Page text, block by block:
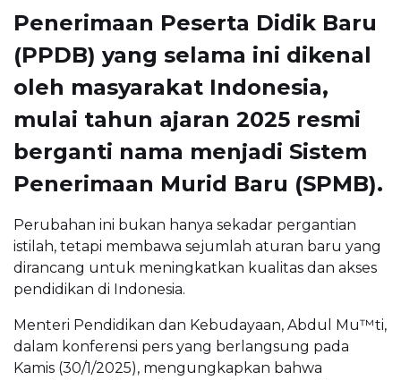
Penerimaan Peserta Didik Baru
(PPDB) yang selama ini dikenal
oleh masyarakat Indonesia,
mulai tahun ajaran 2025 resmi
berganti nama menjadi Sistem
Penerimaan Murid Baru (SPMB).
Perubahan ini bukan hanya sekadar pergantian
istilah, tetapi membawa sejumlah aturan baru yang
dirancang untuk meningkatkan kualitas dan akses
pendidikan di Indonesia.
Menteri Pendidikan dan Kebudayaan, Abdul Mu™ti,
dalam konferensi pers yang berlangsung pada
Kamis (30/1/2025), mengungkapkan bahwa